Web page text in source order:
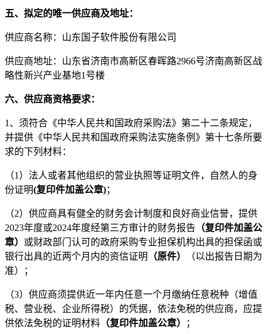
五、拟定的唯一供应商及地址：
供应商名称： 山东国子软件股份有限公司
供应商地址： 山东省济南市高新区春晖路2966号济南高新区战
略性新兴产业基地1号楼
六、供应商资格要求：
1、须符合《中华人民共和国政府采购法》第二十二条规定，
并提供《中华人民共和国政府采购法实施条例》第十七条所要
求的下列材料：
（1）法人或者其他组织的营业执照等证明文件，自然人的身
份证明(复印件加盖公章)；
（2）供应商具有健全的财务会计制度和良好商业信誉，提供
2023年度或2024年度经第三方审计的财务报告 （复印件加盖公
章） 或财政部门认可的政府采购专业担保机构出具的担保函或
银行出具的近两个月内的资信证明
（原件）
（以出报告日期为
准）；
（3）供应商须提供近一年内任意一个月 缴纳任意税种（增值
税、营业税、企业所得税）的凭据，依法免税的供应商，应提
供依法免税的证明材料 （复印件加盖公章） ；